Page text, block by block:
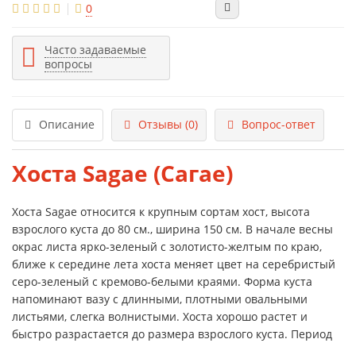
0
Часто задаваемые
вопросы
Описание Отзывы (0) Вопрос-ответ
Хоста Sagae (Сагае)
Хоста Sagae относится к крупным сортам хост, высота
взрослого куста до 80 см., ширина 150 см. В начале весны
окрас листа ярко-зеленый с золотисто-желтым по краю,
ближе к середине лета хоста меняет цвет на серебристый
серо-зеленый с кремово-белыми краями. Форма куста
напоминают вазу с длинными, плотными овальными
листьями, слегка волнистыми. Хоста хорошо растет и
быстро разрастается до размера взрослого куста. Период